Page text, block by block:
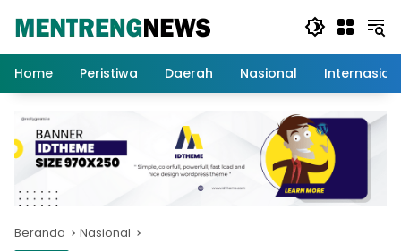
Home
Peristiwa Daerah Nasional
Beranda Nasional